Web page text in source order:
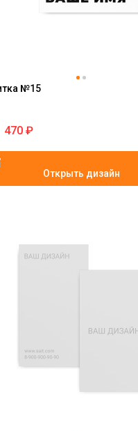
№15
470 ₽
Открыть дизайн